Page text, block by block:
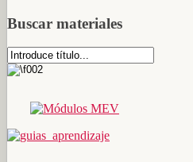
Buscar materiales